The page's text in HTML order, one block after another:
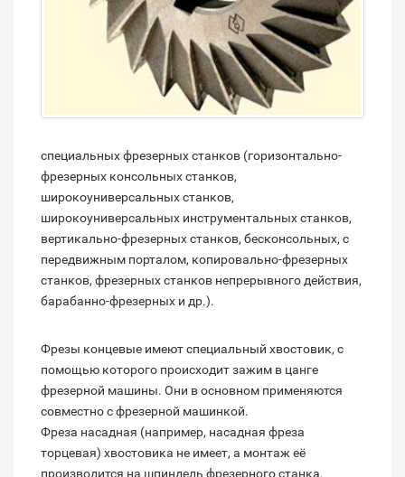
специальных фрезерных станков (горизонтально-
фрезерных консольных станков,
широкоуниверсальных станков,
широкоуниверсальных инструментальных станков,
вертикально-фрезерных станков, бесконсольных, с
передвижным порталом, копировально-фрезерных
станков, фрезерных станков непрерывного действия,
барабанно-фрезерных и др.).
Фрезы концевые имеют специальный хвостовик, с
помощью которого происходит зажим в цанге
фрезерной машины. Они в основном применяются
совместно с фрезерной машинкой.
Фреза насадная (например, насадная фреза
торцевая) хвостовика не имеет, а монтаж её
производится на шпиндель фрезерного станка.